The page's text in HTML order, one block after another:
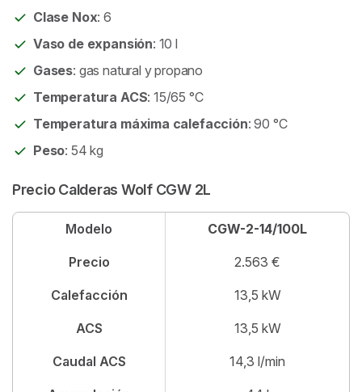
Clase Nox: 6
Vaso de expansión: 10 l
Gases: gas natural y propano
Temperatura ACS: 15/65 °C
Temperatura máxima calefacción: 90 °C
Peso: 54 kg
Precio Calderas Wolf CGW 2L
Modelo CGW-2-14/100L
Precio 2.563 €
Calefacción 13,5 kW
ACS 13,5 kW
Caudal ACS 14,3 l/min